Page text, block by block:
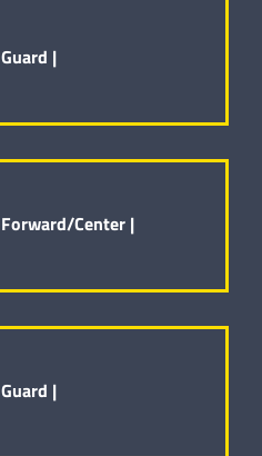
Guard |
Forward/Center |
Guard |